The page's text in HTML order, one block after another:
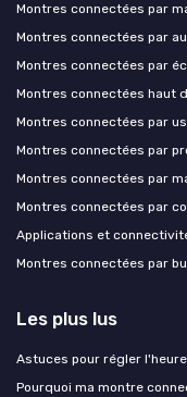
Montres connectées par
Montres connectées par
Montres connectées par
Montres connectées haut
Montres connectées par
Montres connectées par
Montres connectées par
Montres connectées par
Applications et
Montres connectées par
Les plus lus
Astuces pour régler
Pourquoi ma montre